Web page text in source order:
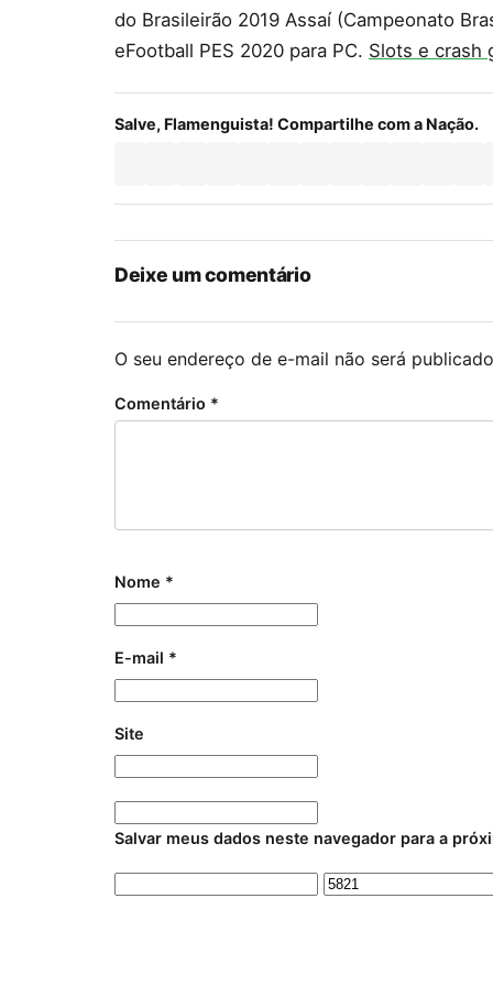
do Brasileirão 2019 Assaí (Campeonato
eFootball PES 2020 para PC. Slots e crash
Salve, Flamenguista! Compartilhe com a Nação.
Deixe um comentário
O seu endereço de e-mail não será
Comentário *
Nome *
E-mail *
Site
Salvar meus dados neste navegador para a